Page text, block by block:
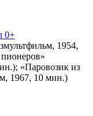
0+
1954,
«Паровозик из
1967, 10 мин.)